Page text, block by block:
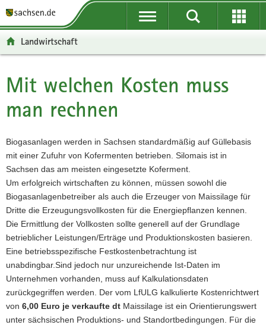
t
ü
e
g
r
e
i
f
e
n
d
e
N
a
v
i
g
t
n
v
g
a
t
i
o
n
p
n
a
t
t
-
e
e
i
c
h
Landwirtschaft
Hauptinhalt
Mit welchen Kosten muss
man rechnen
Biogasanlagen werden in Sachsen standardmäßig auf Güllebasis
mit einer Zufuhr von Kofermenten betrieben. Silomais ist in
Sachsen das am meisten eingesetzte Koferment.
Um erfolgreich wirtschaften zu können, müssen sowohl die
Biogasanlagenbetreiber als auch die Erzeuger von Maissilage für
Dritte die Erzeugungsvollkosten für die Energiepflanzen kennen.
Die Ermittlung der Vollkosten sollte generell auf der Grundlage
betrieblicher Leistungen/Erträge und Produktionskosten basieren.
Eine betriebsspezifische Festkostenbetrachtung ist
unabdingbar.Sind jedoch nur unzureichende Ist-Daten im
Unternehmen vorhanden, muss auf Kalkulationsdaten
zurückgegriffen werden. Der vom LfULG kalkulierte Kostenrichtwert
von 6,00 Euro je verkaufte dt Maissilage ist ein Orientierungswert
unter sächsischen Produktions- und Standortbedingungen. Für die